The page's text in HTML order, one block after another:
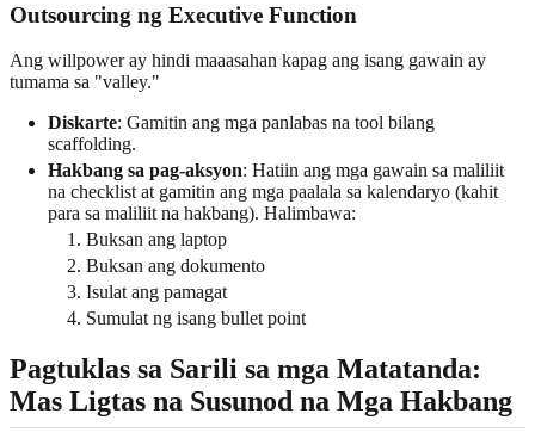
Outsourcing ng Executive Function
Ang willpower ay hindi maaasahan kapag ang isang gawain ay
tumama sa "valley."
Diskarte: Gamitin ang mga panlabas na tool bilang
scaffolding.
Hakbang sa pag-aksyon: Hatiin ang mga gawain sa maliliit
na checklist at gamitin ang mga paalala sa kalendaryo (kahit
para sa maliliit na hakbang). Halimbawa:
Buksan ang laptop
Buksan ang dokumento
Isulat ang pamagat
Sumulat ng isang bullet point
Pagtuklas sa Sarili sa mga Matatanda:
Mas Ligtas na Susunod na Mga Hakbang